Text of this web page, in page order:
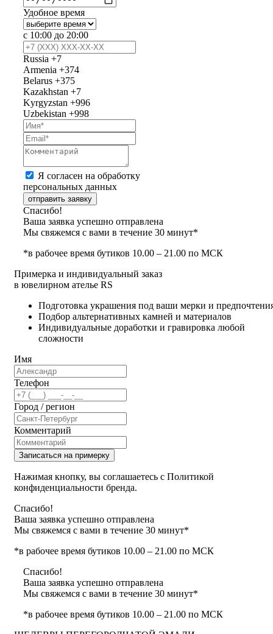
Удобное время
с 10:00 до 20:00
Russia +7
Armenia +374
Belarus +375
Kazakhstan +7
Kyrgyzstan +996
Uzbekistan +998
Я согласен на обработку
персональных данных
отправить заявку
Спасибо!
Ваша заявка успешно отправлена
Мы свяжемся с вами в течение 30 минут*
*в рабочее время бутиков 10.00 – 21.00 по МСК
Примерка и индивидуальный заказ
в ювелирном ателье RS
Подготовка украшения под ваши мерки и
Подбор альтернативных камней и материалов
Индивидуальные доработки и гравировка любой
сложности
Имя
Телефон
Город / регион
Комментарий
Записаться на примерку
Нажимая кнопку, вы соглашаетесь с Политикой
конфиденциальности бренда.
Спасибо!
Ваша заявка успешно отправлена
Мы свяжемся с вами в течение 30 минут*
*в рабочее время бутиков 10.00 – 21.00 по МСК
Спасибо!
Ваша заявка успешно отправлена
Мы свяжемся с вами в течение 30 минут*
*в рабочее время бутиков 10.00 – 21.00 по МСК